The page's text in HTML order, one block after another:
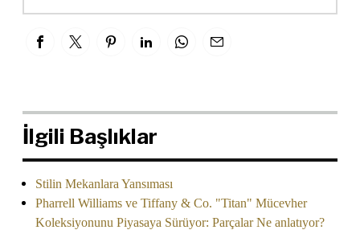
İlgili Başlıklar
Stilin Mekanlara Yansıması
Pharrell Williams ve Tiffany & Co. "Titan" Mücevher
Koleksiyonunu Piyasaya Sürüyor: Parçalar Ne anlatıyor?